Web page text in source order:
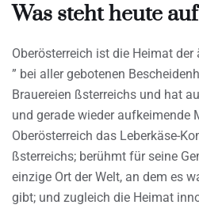
Was steht heute
Oberösterreich ist die Heimat
” bei aller gebotenen
Brauereien ßsterreichs und hat
und gerade wieder aufkeimende
Oberösterreich das Leberkäse-
ßsterreichs; berühmt für seine
einzige Ort der Welt, an dem es
gibt; und zugleich die Heimat